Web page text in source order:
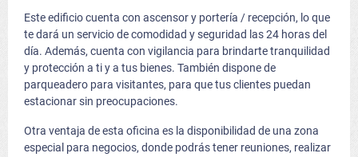
Este edificio cuenta con ascensor y portería / recepción, lo que
te dará un servicio de comodidad y seguridad las 24 horas del
día. Además, cuenta con vigilancia para brindarte tranquilidad
y protección a ti y a tus bienes. También dispone de
parqueadero para visitantes, para que tus clientes puedan
estacionar sin preocupaciones.
Otra ventaja de esta oficina es la disponibilidad de una zona
especial para negocios, donde podrás tener reuniones, realizar